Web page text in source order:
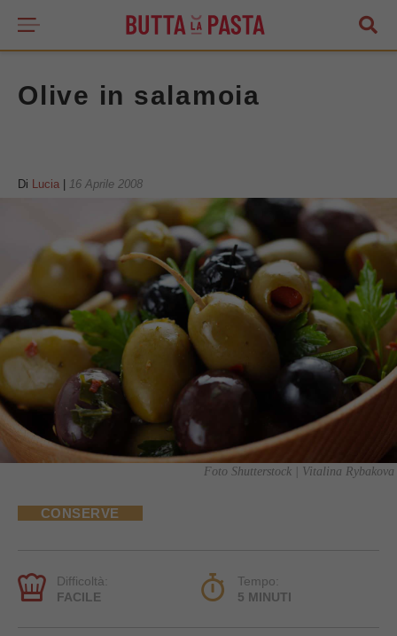
Olive in salamoia
Di Lucia 16 Aprile 2008
Foto Shutterstock | Vitalina Rybakova
CONSERVE
Difficoltà:
FACILE
Tempo:
5 MINUTI